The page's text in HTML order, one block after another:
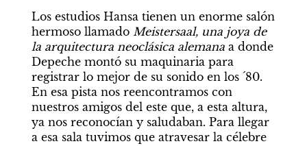
Los estudios Hansa tienen un enorme salón
hermoso llamado Meistersaal, una joya de
la arquitectura neoclásica alemana a donde
Depeche montó su maquinaria para
registrar lo mejor de su sonido en los ´80.
En esa pista nos reencontramos con
nuestros amigos del este que, a esta altura,
ya nos reconocían y saludaban. Para llegar
a esa sala tuvimos que atravesar la célebre